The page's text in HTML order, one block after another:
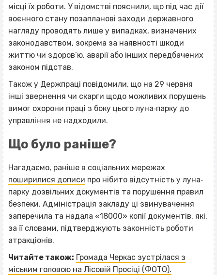
місці їх роботи. У відомстві пояснили, що під час дії
воєнного стану позапланові заходи державного
нагляду проводять лише у випадках, визначених
законодавством, зокрема за наявності шкоди
життю чи здоров’ю, аварії або інших передбачених
законом підстав.
Також у Держпраці повідомили, що на 29 червня
інші звернення чи скарги щодо можливих порушень
вимог охорони праці з боку цього луна‐парку до
управління не надходили.
Що було раніше?
Нагадаємо, раніше в соціальних мережах
поширилися дописи про нібито відсутність у луна‐
парку дозвільних документів та порушення правил
безпеки. Адміністрація закладу ці звинувачення
заперечила та надала «18000» копії документів, які,
за її словами, підтверджують законність роботи
атракціонів.
Читайте також: Громада Черкас зустрілася з
міським головою на Лісовій Просіці (ФОТО).